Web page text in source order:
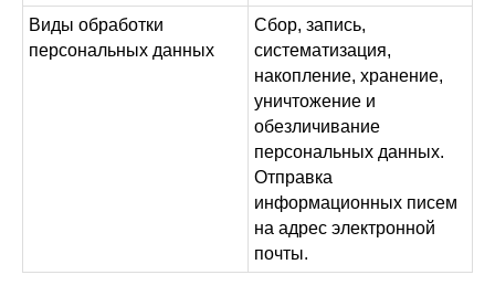
Виды обработки
персональных данных
Сбор, запись,
систематизация,
накопление, хранение,
уничтожение и
обезличивание
персональных данных.
Отправка
информационных писем
на адрес электронной
почты.